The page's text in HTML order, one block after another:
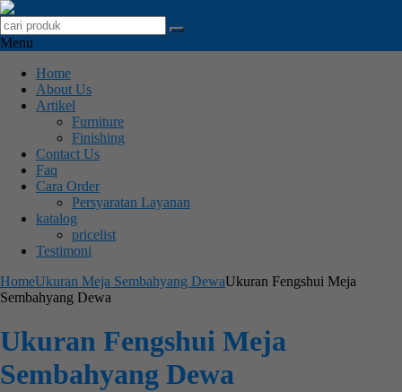
Menu
Home
About Us
Artikel
Furniture
Finishing
Contact Us
Faq
Cara Order
Persyaratan Layanan
katalog
pricelist
Testimoni
HomeUkuran Meja Sembahyang DewaUkuran Fengshui Meja
Sembahyang Dewa
Ukuran Fengshui Meja
Sembahyang Dewa